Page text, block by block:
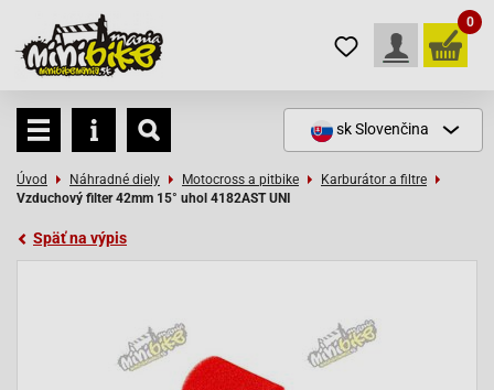
0
skSlovenčina
Úvod Náhradné diely Motocross a pitbike
Karburátor a filtre
Vzduchový filter 42mm 15° uhol 4182AST UNI
Späť na výpis